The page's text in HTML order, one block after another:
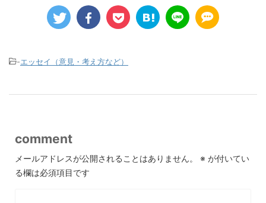
-エッセイ（意見・考え方など）
comment
メールアドレスが公開されることはありません。 ※ が付いてい
る欄は必須項目です